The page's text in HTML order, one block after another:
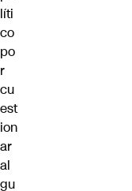
líti
co
po
r
cu
est
ion
ar
al
gu